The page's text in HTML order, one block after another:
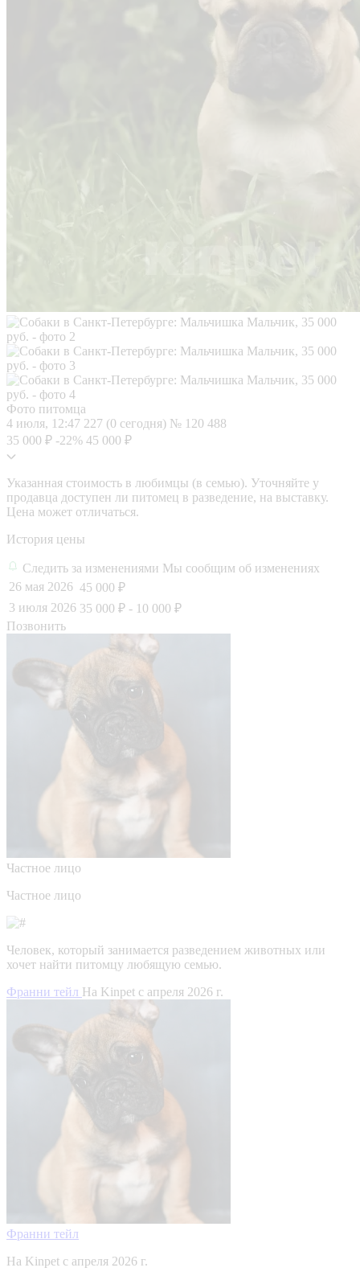
Фото питомца
4 июля, 12:47 227 (0 сегодня) № 120 488
35 000 ₽ -22% 45 000 ₽
Указанная стоимость в любимцы (в семью). Уточняйте у
продавца доступен ли питомец в разведение, на выставку.
Цена может отличаться.
История цены
Следить за изменениями Мы сообщим об изменениях
26 мая 2026 45 000 ₽
3 июля 2026 35 000 ₽ - 10 000 ₽
Позвонить
Частное лицо
Частное лицо
Человек, который занимается разведением животных или
хочет найти питомцу любящую семью.
Франни тейл На Kinpet c апреля 2026 г.
Франни тейл
На Kinpet c апреля 2026 г.